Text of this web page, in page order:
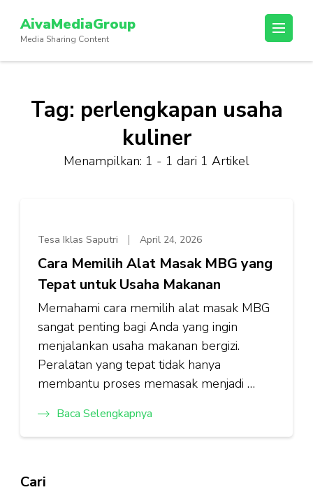
konten
(Tekan
AivaMediaGroup
Media Sharing Content
Tag: perlengkapan usaha
kuliner
Menampilkan: 1 - 1 dari 1 Artikel
Tesa Iklas Saputri April 24, 2026
Cara Memilih Alat Masak MBG yang
Tepat untuk Usaha Makanan
Memahami cara memilih alat masak MBG
sangat penting bagi Anda yang ingin
menjalankan usaha makanan bergizi.
Peralatan yang tepat tidak hanya
membantu proses memasak menjadi …
Baca Selengkapnya
Cari